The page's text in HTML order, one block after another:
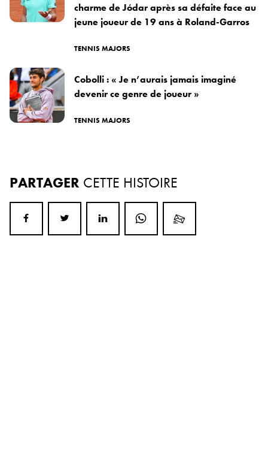
charme de Jódar après sa défaite face au
jeune joueur de 19 ans à Roland-Garros
TENNIS MAJORS
Cobolli : « Je n’aurais jamais imaginé
devenir ce genre de joueur »
TENNIS MAJORS
PARTAGER CETTE HISTOIRE